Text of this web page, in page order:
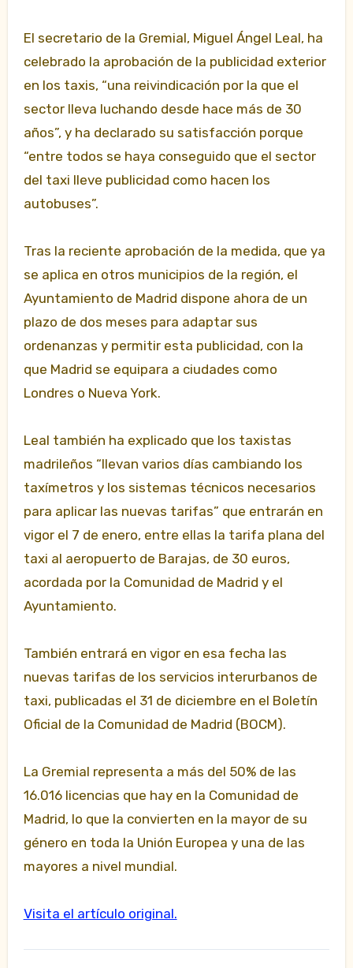
El secretario de la Gremial, Miguel Ángel Leal, ha
celebrado la aprobación de la publicidad exterior
en los taxis, “una reivindicación por la que el
sector lleva luchando desde hace más de 30
años”, y ha declarado su satisfacción porque
“entre todos se haya conseguido que el sector
del taxi lleve publicidad como hacen los
autobuses”.
Tras la reciente aprobación de la medida, que ya
se aplica en otros municipios de la región, el
Ayuntamiento de Madrid dispone ahora de un
plazo de dos meses para adaptar sus
ordenanzas y permitir esta publicidad, con la
que Madrid se equipara a ciudades como
Londres o Nueva York.
Leal también ha explicado que los taxistas
madrileños “llevan varios días cambiando los
taxímetros y los sistemas técnicos necesarios
para aplicar las nuevas tarifas” que entrarán en
vigor el 7 de enero, entre ellas la tarifa plana del
taxi al aeropuerto de Barajas, de 30 euros,
acordada por la Comunidad de Madrid y el
Ayuntamiento.
También entrará en vigor en esa fecha las
nuevas tarifas de los servicios interurbanos de
taxi, publicadas el 31 de diciembre en el Boletín
Oficial de la Comunidad de Madrid (BOCM).
La Gremial representa a más del 50% de las
16.016 licencias que hay en la Comunidad de
Madrid, lo que la convierten en la mayor de su
género en toda la Unión Europea y una de las
mayores a nivel mundial.
Visita el artículo original.